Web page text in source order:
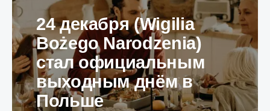
24 декабря (Wigilia
Bożego Narodzenia)
стал официальным
выходным днём в
Польше